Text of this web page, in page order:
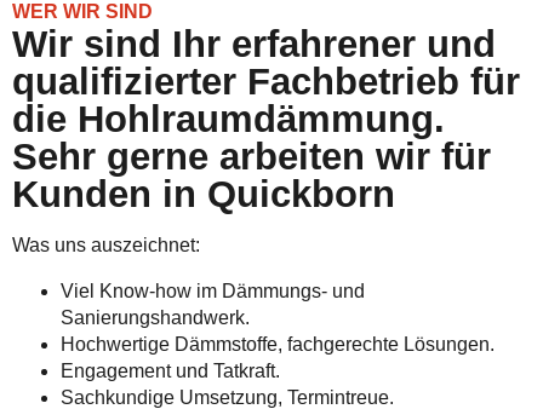
WER WIR SIND
Wir sind Ihr erfahrener und
qualifizierter Fachbetrieb für
die Hohlraumdämmung.
Sehr gerne arbeiten wir für
Kunden in Quickborn
Was uns auszeichnet:
Viel Know-how im Dämmungs- und
Sanierungshandwerk.
Hochwertige Dämmstoffe, fachgerechte Lösungen.
Engagement und Tatkraft.
Sachkundige Umsetzung, Termintreue.